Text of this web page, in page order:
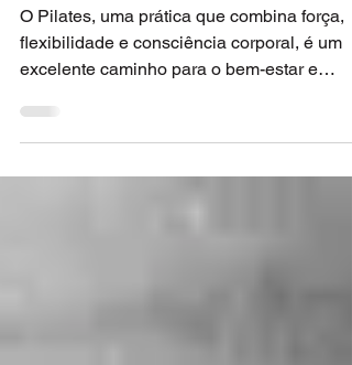
Caminho para o Bem-Estar e
Saúde na YMCA
flexibilidade e consciência corporal, é um
excelente caminho para o bem-estar e